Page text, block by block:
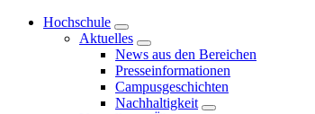
Hochschule
Aktuelles
News aus den Bereichen
Presseinformationen
Campusgeschichten
Nachhaltigkeit